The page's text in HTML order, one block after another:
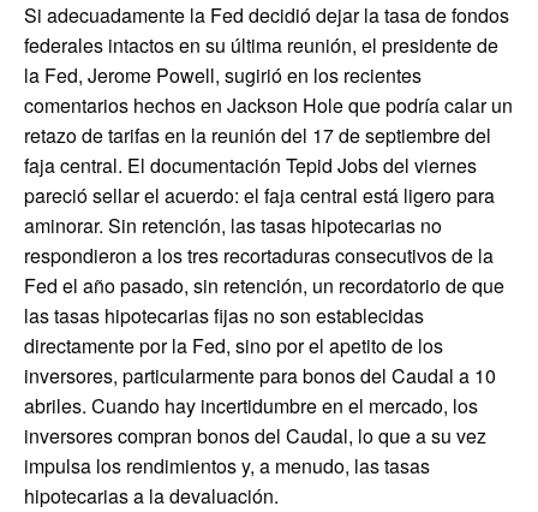
Si adecuadamente la Fed decidió dejar la tasa de fondos
federales intactos en su última reunión, el presidente de
la Fed, Jerome Powell, sugirió en los recientes
comentarios hechos en Jackson Hole que podría calar un
retazo de tarifas en la reunión del 17 de septiembre del
faja central. El documentación Tepid Jobs del viernes
pareció sellar el acuerdo: el faja central está ligero para
aminorar. Sin retención, las tasas hipotecarias no
respondieron a los tres recortaduras consecutivos de la
Fed el año pasado, sin retención, un recordatorio de que
las tasas hipotecarias fijas no son establecidas
directamente por la Fed, sino por el apetito de los
inversores, particularmente para bonos del Caudal a 10
abriles. Cuando hay incertidumbre en el mercado, los
inversores compran bonos del Caudal, lo que a su vez
impulsa los rendimientos y, a menudo, las tasas
hipotecarias a la devaluación.